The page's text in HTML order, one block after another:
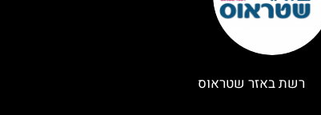
רשת באזר שטראוס